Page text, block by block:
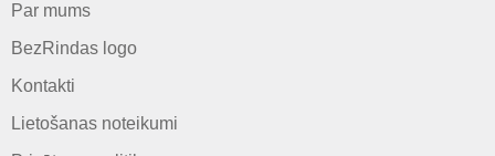
Par mums
BezRindas logo
Kontakti
Lietošanas noteikumi